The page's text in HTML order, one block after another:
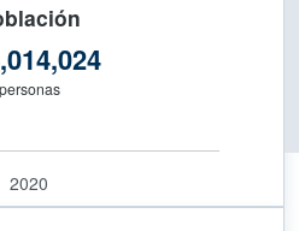
personas
2020